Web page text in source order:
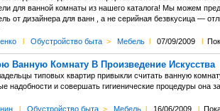
для ванной комнаты из нашего каталога! Мы можем
от дизайнера для ванн , а не серийная безвкусица —
l Обустройство быта > Мебель l 07/09/2009 l
Ванную Комнату В Произведение Искусства
типовых квартир привыкли считать ванную
надобности и совершать гигиенические процедуры она
l Обустройство быта > Мебель l 16/06/2009 l